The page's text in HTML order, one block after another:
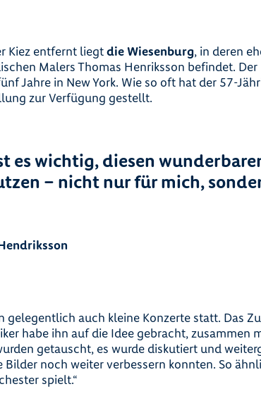
Kiez entfernt liegtdie Wiesenburg, in deren
Malers Thomas Henriksson befindet.
Jahre in New York. Wie so oft hat der 57-
zur Verfügung gestellt.
es wichtig, diesen
– nicht nur für mich,
gelegentlich auch kleine Konzerte statt. Das
habe ihn auf die Idee gebracht, zusammen
getauscht, es wurde diskutiert und
Bilder noch weiter verbessern konnten. So
spielt.“